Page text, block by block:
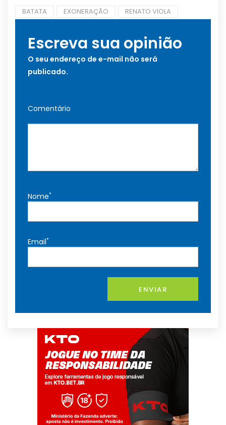
BATATA EXONERAÇÃO RENATO VIOLA
Escreva sua opinião
O seu endereço de e-mail não será
publicado.
Comentário
Nome*
Email*
ENVIAR